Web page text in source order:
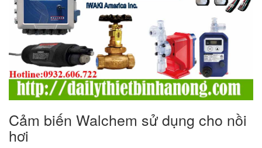
Cảm biến Walchem sử dụng cho nồi
hơi